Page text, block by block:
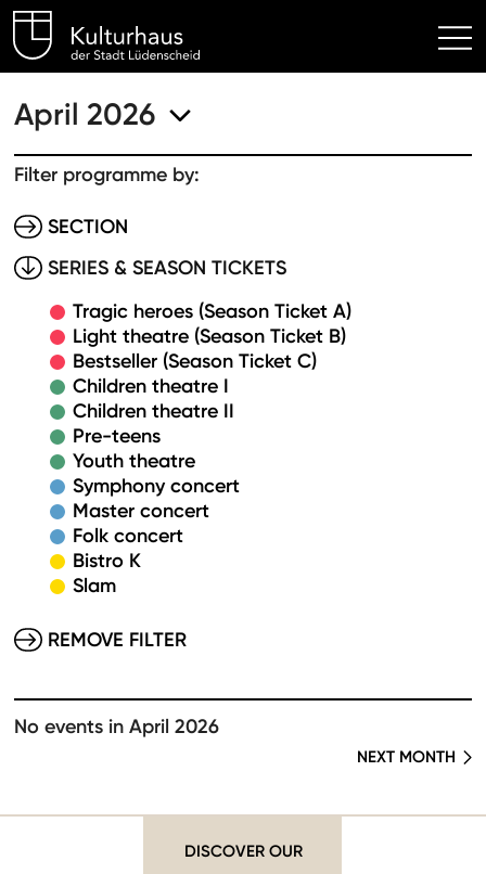
Kulturhaus Lüdenscheid
April 2026
Filter programme by:
SECTION
SERIES & SEASON TICKETS
Tragic heroes (Season Ticket A)
Light theatre (Season Ticket B)
Bestseller (Season Ticket C)
Children theatre I
Children theatre II
Pre-teens
Youth theatre
Symphony concert
Master concert
Folk concert
Bistro K
Slam
REMOVE FILTER
No events in April 2026
NEXT MONTH
DISCOVER OUR